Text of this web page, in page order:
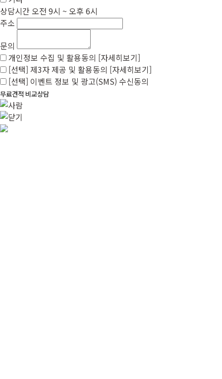
상담시간 오전 9시 ~ 오후 6시
주소
문의
개인정보 수집 및 활용동의 [자세히보기]
[선택] 제3자 제공 및 활용동의 [자세히보기]
[선택] 이벤트 정보 및 광고(SMS) 수신동의
무료견적 비교상담